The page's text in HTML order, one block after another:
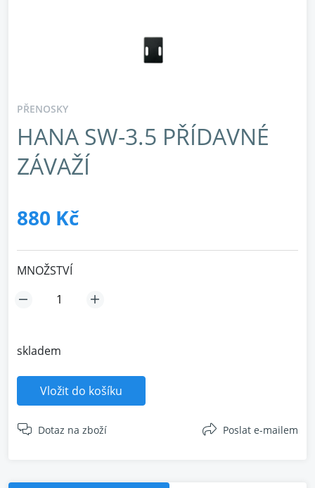
PŘENOSKY
HANA SW-3.5 PŘÍDAVNÉ
ZÁVAŽÍ
880 Kč
MNOŽSTVÍ
skladem
Vložit do košíku
Dotaz na zboží Poslat e-mailem